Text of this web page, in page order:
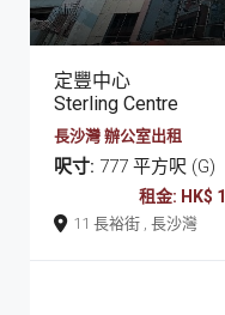
定豐中心
Sterling Centre
長沙灣 辦公室出租
呎寸: 777 平方呎 (G)
租金: HK$
11 長裕街 , 長沙灣